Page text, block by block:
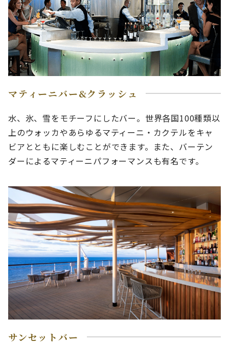
マティーニバー&クラッシュ
水、氷、雪をモチーフにしたバー。世界各国100種類以
上のウォッカやあらゆるマティーニ・カクテルをキャ
ビアとともに楽しむことができます。また、バーテン
ダーによるマティーニパフォーマンスも有名です。
サンセットバー